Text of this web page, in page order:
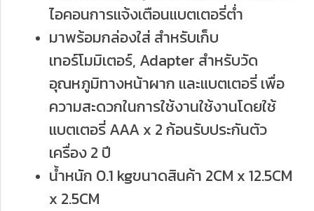
ไอคอนการแจ้งเตือนแบตเตอรี่ต่ำ
มาพร้อมกล่องใส่ สำหรับเก็บ
เทอร์โมมิเตอร์, Adapter สำหรับวัด
อุณหภูมิทางหน้าผาก และแบตเตอรี่ เพื่อ
ความสะดวกในการใช้งานใช้งานโดยใช้
แบตเตอรี่ AAA x 2 ก้อนรับประกันตัว
เครื่อง 2 ปี
น้ำหนัก 0.1 kgขนาดสินค้า 2CM x 12.5CM
x 2.5CM